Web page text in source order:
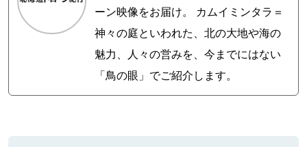
ーン映像をお届け。 カムイミンタラ＝
神々の庭といわれた、北の大地や海の
魅力、人々の営みを、今までにはない
「鳥の眼」でご紹介します。